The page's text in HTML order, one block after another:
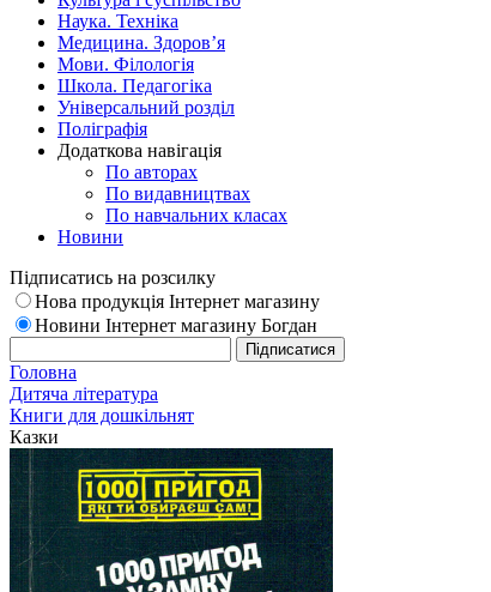
Наука. Техніка
Медицина. Здоров’я
Мови. Філологія
Школа. Педагогіка
Універсальний розділ
Поліграфія
Додаткова навігація
По авторах
По видавництвах
По навчальних класах
Новини
Підписатись на розсилку
Нова продукція Інтернет магазину
Новини Інтернет магазину Богдан
Головна
Дитяча література
Книги для дошкільнят
Казки